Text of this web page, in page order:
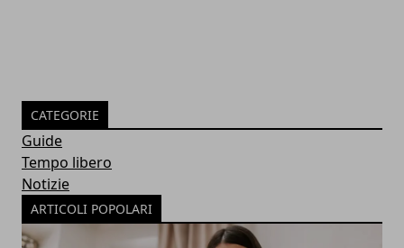
CATEGORIE
Guide
Tempo libero
Notizie
ARTICOLI POPOLARI